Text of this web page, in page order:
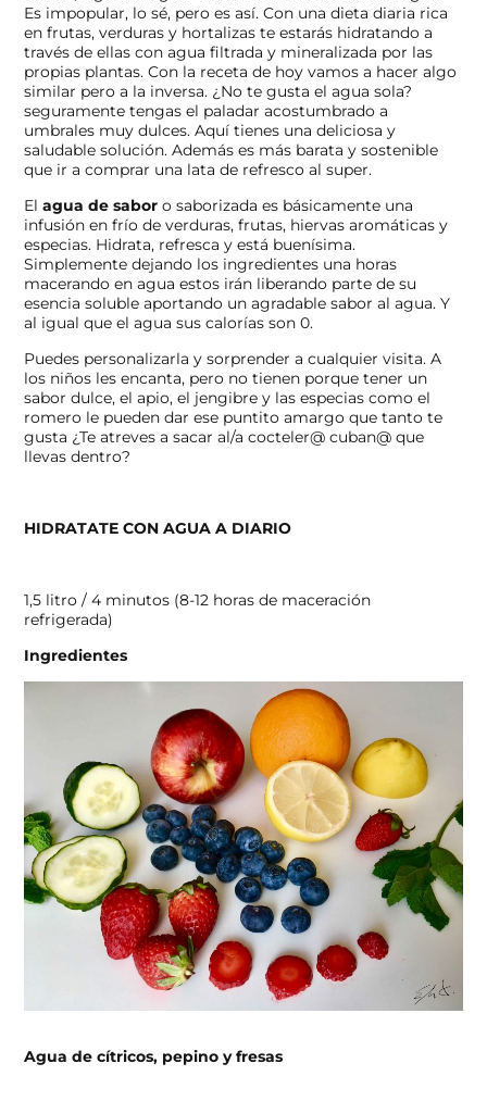
Es impopular, lo sé, pero es así. Con una dieta diaria rica
en frutas, verduras y hortalizas te estarás hidratando a
través de ellas con agua filtrada y mineralizada por las
propias plantas. Con la receta de hoy vamos a hacer algo
similar pero a la inversa. ¿No te gusta el agua sola?
seguramente tengas el paladar acostumbrado a
umbrales muy dulces. Aquí tienes una deliciosa y
saludable solución. Además es más barata y sostenible
que ir a comprar una lata de refresco al super.
Elagua de sabor o saborizada es básicamente una
infusión en frío de verduras, frutas, hiervas aromáticas y
especias. Hidrata, refresca y está buenísima.
Simplemente dejando los ingredientes una horas
macerando en agua estos irán liberando parte de su
esencia soluble aportando un agradable sabor al agua. Y
al igual que el agua sus calorías son 0.
Puedes personalizarla y sorprender a cualquier visita. A
los niños les encanta, pero no tienen porque tener un
sabor dulce, el apio, el jengibre y las especias como el
romero le pueden dar ese puntito amargo que tanto te
gusta ¿Te atreves a sacar al/a cocteler@ cuban@ que
llevas dentro?
HIDRATATE CON AGUA A DIARIO
1,5 litro / 4 minutos (8-12 horas de maceración
refrigerada)
Ingredientes
Agua de cítricos, pepino y fresas